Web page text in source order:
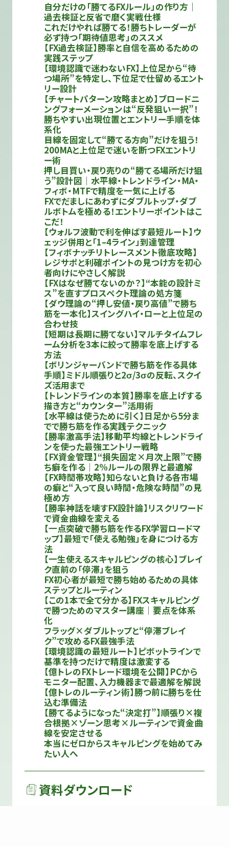
自分だけの「勝てるFXルール」の作り方｜
過去検証と反省で磨く実戦仕様
これだけやれば勝てる！勝ちトレーダーが
必ず持つ「期待値思考」のススメ
【FX過去検証】勝率と自信を高めるための
実践ステップ
【環境認識で迷わないFX】上位足から“待
つ場所”を特定し、下位足で仕留めるエント
リー設計
【チャートパターン攻略まとめ】ブロードニ
ングフォーメーションは“反発狙い一択”！
勝ちやすい出現位置とエントリー手順を体
系化
目線を固定して“勝てる方向”だけを狙う！
200MAと上位足で迷いを断つFXエントリ
ー術
押し目買い・戻り売りの“勝てる場所だけ狙
う”設計図｜水平線・トレンドライン・MA・
フィボ・MTFで精度を一気に上げる
FXでだましにあわずにダブルトップ・ダブ
ルボトムを極める！エントリーポイントはこ
こだ！
【ウォルフ波動で利を伸ばす最短ルート】ウ
ェッジ併用と「1–4ライン」到達管理
【フィボナッチリトレースメント徹底攻略】
レジサポと利確ポイントの見つけ方を初心
者向けにやさしく解説
【FXはなぜ勝てないのか？】“本能の設計ミ
ス”を直すプロスペクト理論の処方箋
【ダウ理論の“押し安値・戻り高値”で勝ち
筋を一本化】スイングハイ・ローと上位足の
合わせ技
【短期は長期に勝てない】マルチタイムフレ
ーム分析を3本に絞って勝率を底上げする
方法
【ボリンジャーバンドで勝ち筋を作る具体
手順】ミドル順張りと2σ/3σの反転、スクイ
ズ活用まで
【トレンドラインの本質】勝率を底上げする
描き方と“カウンター”活用術
【水平線は使うために引く】日足から5分ま
でで勝ち筋を作る実践テクニック
【勝率激高手法】移動平均線とトレンドライ
ンを使った最強エントリー戦略
【FX資金管理】“損失固定×月次上限”で勝
ち癖を作る｜2%ルールの限界と最適解
【FX時間帯攻略】知らないと負ける各市場
の癖と“入って良い時間・危険な時間”の見
極め方
【勝率神話を壊すFX設計論】リスクリワード
で資金曲線を変える
【一点突破で勝ち筋を作るFX学習ロードマ
ップ】最短で「使える勉強」を身につける方
法
【一生使えるスキャルピングの核心】ブレイ
ク直前の「停滞」を狙う
FX初心者が最短で勝ち始めるための具体
ステップとルーティン
【この1本で全て分かる】FXスキャルピング
で勝つためのマスター講座｜要点を体系
化
フラッグ×ダブルトップと“停滞ブレイ
ク”で攻めるFX最強手法
【環境認識の最短ルート】ピボットラインで
基準を持つだけで精度は激変する
【億トレのFXトレード環境を公開】PCから
モニター配置、入力機器まで最適解を解説
【億トレのルーティン術】勝つ前に勝ちを仕
込む準備法
【勝てるようになった“決定打”】順張り×複
合根拠×ゾーン思考×ルーティンで資金曲
線を安定させる
本当にゼロからスキャルピングを始めてみ
たい人へ
資料ダウンロード